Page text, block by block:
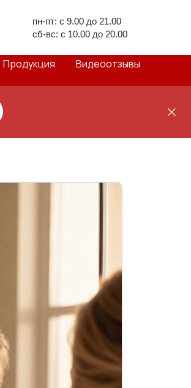
пн-пт: с 9.00 до 21.00
сб-вс: с 10.00 до 20.00
Продукция
Видеоотзывы